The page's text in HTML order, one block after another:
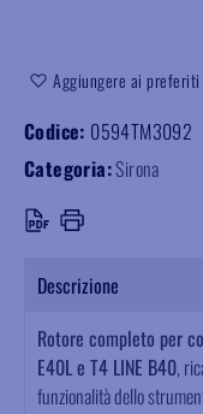
Aggiungere ai preferiti
Codice: 0594TM3092
Categoria:Sirona
Descrizione
Rotore completo per
E40L e T4 LINE B40,
funzionalità dello